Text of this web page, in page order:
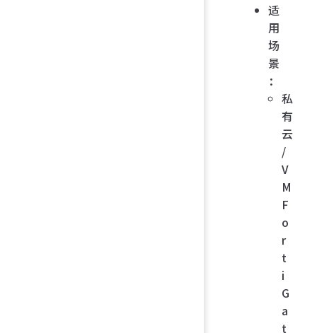
适
用
场
景
：
私
有
云
/
V
M
F
o
r
t
i
G
a
t